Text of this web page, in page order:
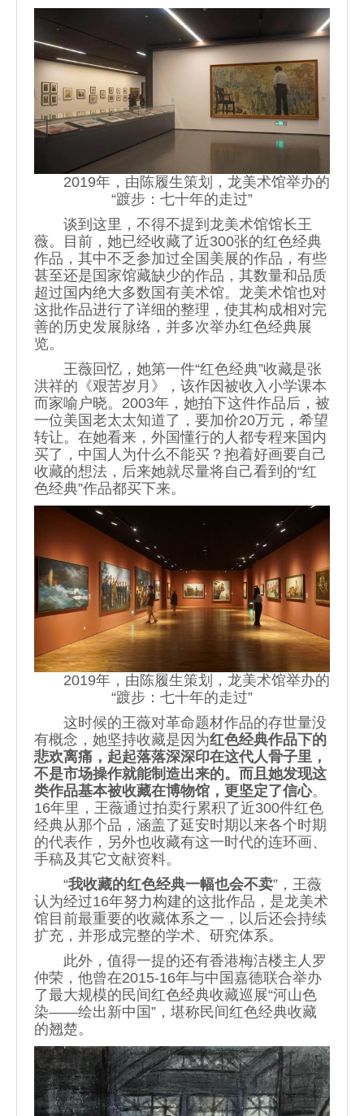
2019年，由陈履生策划，龙美术馆举办的
“踱步：七十年的走过”
谈到这里，不得不提到龙美术馆馆长王
薇。目前，她已经收藏了近300张的红色经典
作品，其中不乏参加过全国美展的作品，有些
甚至还是国家馆藏缺少的作品，其数量和品质
超过国内绝大多数国有美术馆。龙美术馆也对
这批作品进行了详细的整理，使其构成相对完
善的历史发展脉络，并多次举办红色经典展
览。
王薇回忆，她第一件“红色经典”收藏是张
洪祥的《艰苦岁月》，该作因被收入小学课本
而家喻户晓。2003年，她拍下这件作品后，被
一位美国老太太知道了，要加价20万元，希望
转让。在她看来，外国懂行的人都专程来国内
买了，中国人为什么不能买？抱着好画要自己
收藏的想法，后来她就尽量将自己看到的“红
色经典”作品都买下来。
2019年，由陈履生策划，龙美术馆举办的
“踱步：七十年的走过”
这时候的王薇对革命题材作品的存世量没
有概念，她坚持收藏是因为红色经典作品下的
悲欢离痛，起起落落深深印在这代人骨子里，
不是市场操作就能制造出来的。而且她发现这
类作品基本被收藏在博物馆，更坚定了信心。
16年里，王薇通过拍卖行累积了近300件红色
经典从那个品，涵盖了延安时期以来各个时期
的代表作，另外也收藏有这一时代的连环画、
手稿及其它文献资料。
“我收藏的红色经典一幅也会不卖”，王薇
认为经过16年努力构建的这批作品，是龙美术
馆目前最重要的收藏体系之一，以后还会持续
扩充，并形成完整的学术、研究体系。
此外，值得一提的还有香港梅洁楼主人罗
仲荣，他曾在2015-16年与中国嘉德联合举办
了最大规模的民间红色经典收藏巡展“河山色
染——绘出新中国”，堪称民间红色经典收藏
的翘楚。